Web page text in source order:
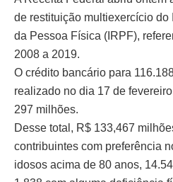
de restituição multiexercício do
da Pessoa Física (IRPF),
2008 a 2019.
O crédito bancário para
realizado no dia 17 de
297 milhões.
Desse total, R$ 133,467
contribuintes com preferência
idosos acima de 80 anos,